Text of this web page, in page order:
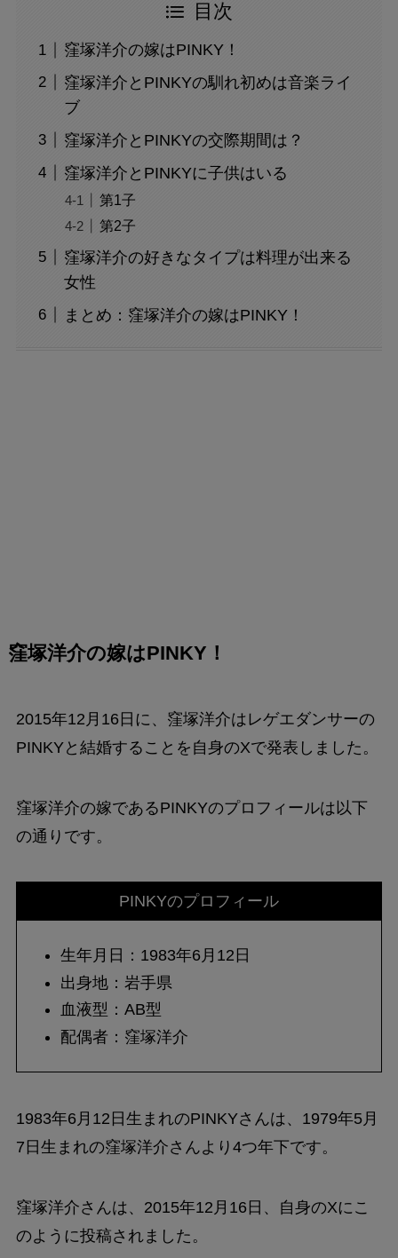
目次
窪塚洋介の嫁はPINKY！
窪塚洋介とPINKYの馴れ初めは音楽ライ
ブ
窪塚洋介とPINKYの交際期間は？
窪塚洋介とPINKYに子供はいる
第1子
第2子
窪塚洋介の好きなタイプは料理が出来る
女性
まとめ：窪塚洋介の嫁はPINKY！
窪塚洋介の嫁はPINKY！
2015年12月16日に、窪塚洋介はレゲエダンサーの
PINKYと結婚することを自身のXで発表しました。
窪塚洋介の嫁であるPINKYのプロフィールは以下
の通りです。
PINKYのプロフィール
生年月日：1983年6月12日
出身地：岩手県
血液型：AB型
配偶者：窪塚洋介
1983年6月12日生まれのPINKYさんは、1979年5月
7日生まれの窪塚洋介さんより4つ年下です。
窪塚洋介さんは、2015年12月16日、自身のXにこ
のように投稿されました。